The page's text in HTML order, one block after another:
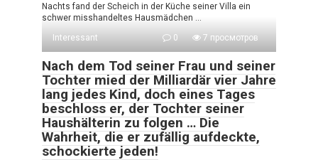
Nachts fand der Scheich in der Küche seiner Villa ein
schwer misshandeltes Hausmädchen …
Interessant
0 7 просмотров
Nach dem Tod seiner Frau und seiner
Tochter mied der Milliardär vier Jahre
lang jedes Kind, doch eines Tages
beschloss er, der Tochter seiner
Haushälterin zu folgen … Die
Wahrheit, die er zufällig aufdeckte,
schockierte jeden!